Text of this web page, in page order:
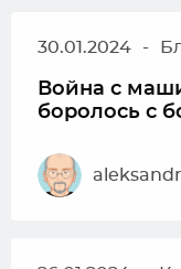
30.01.2024 -
Война с
боролось с